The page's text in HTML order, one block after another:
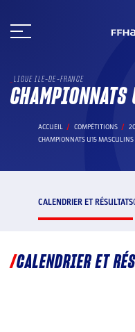
au
LIGUE ILE-DE-FRANCE
ACCUEIL COMPÉTITIONS
CHAMPIONNATS U15 MASCULINS
CALENDRIER ET RÉSULTATS
CALENDRIER ET